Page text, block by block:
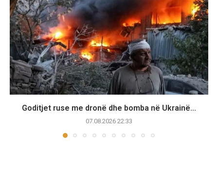
Goditjet ruse me dronë dhe bomba në Ukrainë...
07.08.2026 22:33